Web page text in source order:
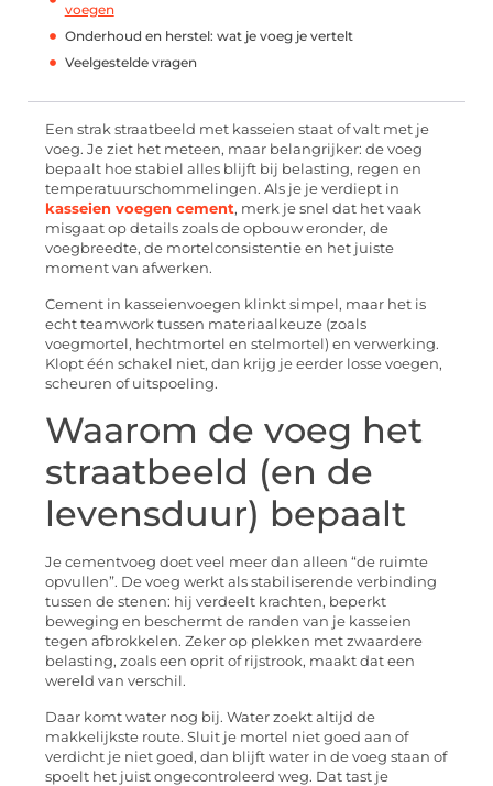
voegen
Onderhoud en herstel: wat je voeg je vertelt
Veelgestelde vragen
Een strak straatbeeld met kasseien staat of valt met je
voeg. Je ziet het meteen, maar belangrijker: de voeg
bepaalt hoe stabiel alles blijft bij belasting, regen en
temperatuurschommelingen. Als je je verdiept in
kasseien voegen cement, merk je snel dat het vaak
misgaat op details zoals de opbouw eronder, de
voegbreedte, de mortelconsistentie en het juiste
moment van afwerken.
Cement in kasseienvoegen klinkt simpel, maar het is
echt teamwork tussen materiaalkeuze (zoals
voegmortel, hechtmortel en stelmortel) en verwerking.
Klopt één schakel niet, dan krijg je eerder losse voegen,
scheuren of uitspoeling.
Waarom de voeg het
straatbeeld (en de
levensduur) bepaalt
Je cementvoeg doet veel meer dan alleen “de ruimte
opvullen”. De voeg werkt als stabiliserende verbinding
tussen de stenen: hij verdeelt krachten, beperkt
beweging en beschermt de randen van je kasseien
tegen afbrokkelen. Zeker op plekken met zwaardere
belasting, zoals een oprit of rijstrook, maakt dat een
wereld van verschil.
Daar komt water nog bij. Water zoekt altijd de
makkelijkste route. Sluit je mortel niet goed aan of
verdicht je niet goed, dan blijft water in de voeg staan of
spoelt het juist ongecontroleerd weg. Dat tast je